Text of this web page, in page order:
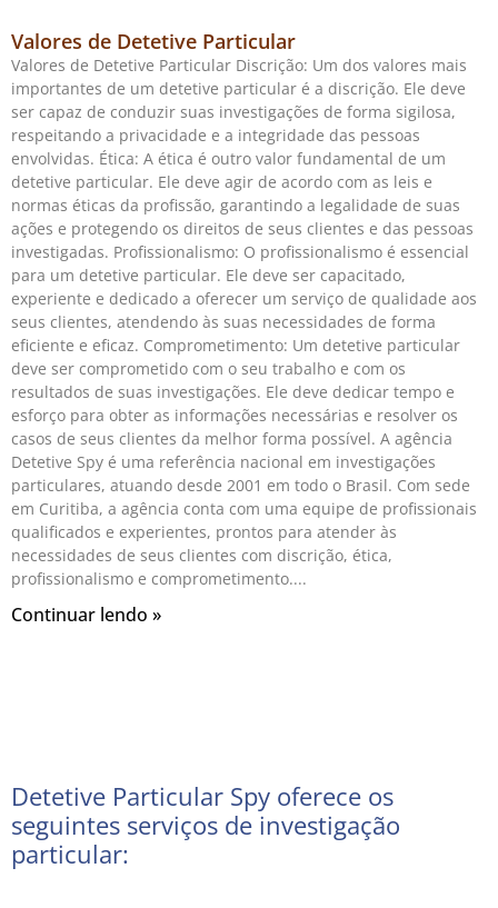
Valores de Detetive Particular
Valores de Detetive Particular Discrição: Um dos valores mais
importantes de um detetive particular é a discrição. Ele deve
ser capaz de conduzir suas investigações de forma sigilosa,
respeitando a privacidade e a integridade das pessoas
envolvidas. Ética: A ética é outro valor fundamental de um
detetive particular. Ele deve agir de acordo com as leis e
normas éticas da profissão, garantindo a legalidade de suas
ações e protegendo os direitos de seus clientes e das pessoas
investigadas. Profissionalismo: O profissionalismo é essencial
para um detetive particular. Ele deve ser capacitado,
experiente e dedicado a oferecer um serviço de qualidade aos
seus clientes, atendendo às suas necessidades de forma
eficiente e eficaz. Comprometimento: Um detetive particular
deve ser comprometido com o seu trabalho e com os
resultados de suas investigações. Ele deve dedicar tempo e
esforço para obter as informações necessárias e resolver os
casos de seus clientes da melhor forma possível. A agência
Detetive Spy é uma referência nacional em investigações
particulares, atuando desde 2001 em todo o Brasil. Com sede
em Curitiba, a agência conta com uma equipe de profissionais
qualificados e experientes, prontos para atender às
necessidades de seus clientes com discrição, ética,
profissionalismo e comprometimento.
Continuar lendo »
Detetive Particular Spy oferece os
seguintes serviços de investigação
particular: